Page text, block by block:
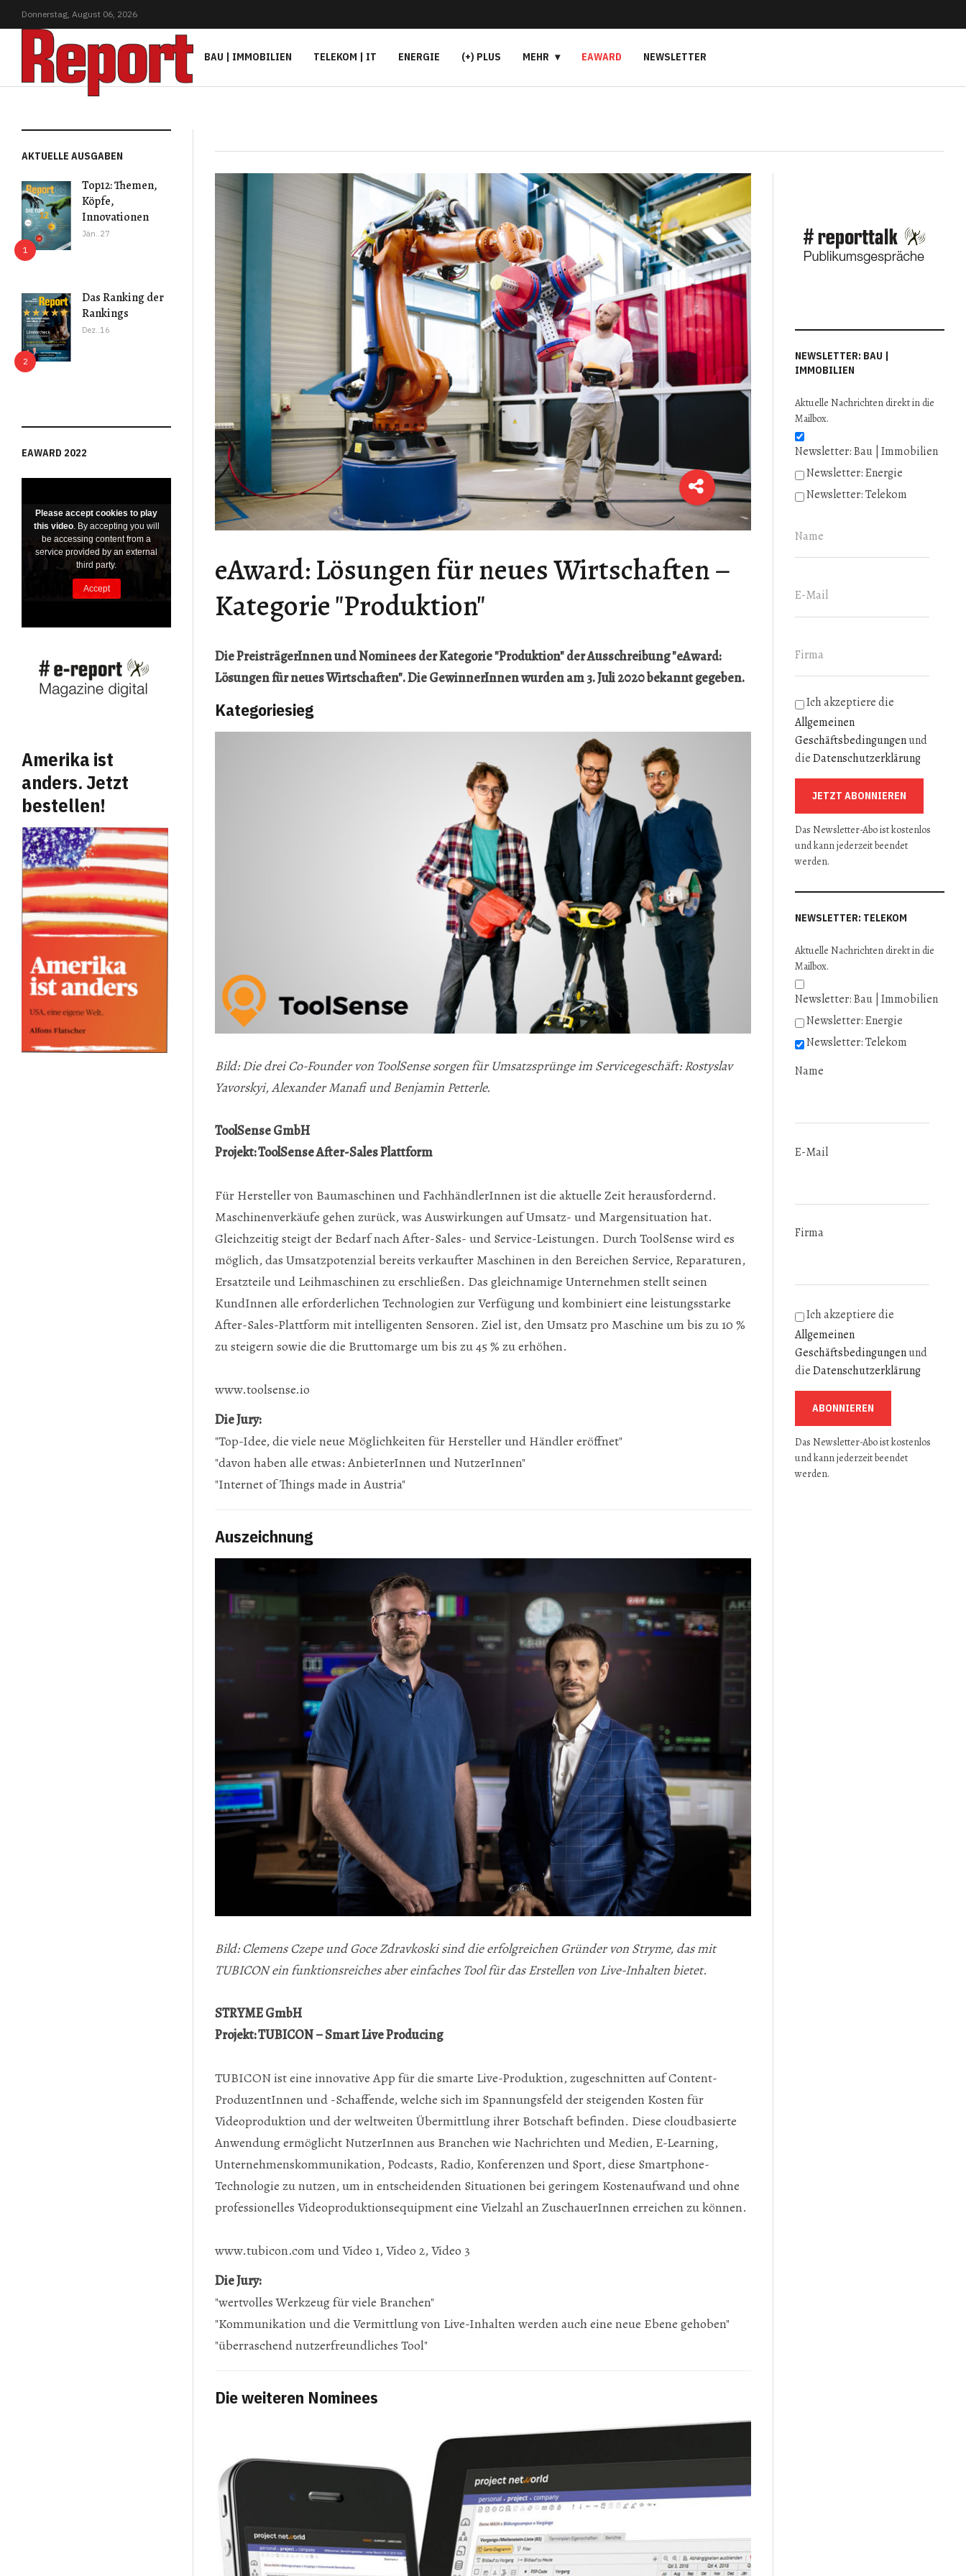
Donnerstag, August 06, 2026
BAU | IMMOBILIEN TELEKOM | IT ENERGIE (+) PLUS MEHR EAWARD NEWSLETTER
AKTUELLE AUSGABEN
Top12: Themen,
Köpfe,
Innovationen
Jän..27
Das Ranking der
Rankings
Dez..16
EAWARD 2022
Amerika ist
anders. Jetzt
bestellen!
eAward: Lösungen für neues Wirtschaften –
Kategorie "Produktion"
Die PreisträgerInnen und Nominees der Kategorie "Produktion" der Ausschreibung "eAward:
Lösungen für neues Wirtschaften". Die GewinnerInnen wurden am 3. Juli 2020 bekannt gegeben.
Kategoriesieg
Bild: Die drei Co-Founder von ToolSense sorgen für Umsatzsprünge im Servicegeschäft: Rostyslav
Yavorskyi, Alexander Manafi und Benjamin Petterle.
ToolSense GmbH
Projekt: ToolSense After-Sales Plattform
Für Hersteller von Baumaschinen und FachhändlerInnen ist die aktuelle Zeit herausfordernd.
Maschinenverkäufe gehen zurück, was Auswirkungen auf Umsatz- und Margensituation hat.
Gleichzeitig steigt der Bedarf nach After-Sales- und Service-Leistungen. Durch ToolSense wird es
möglich, das Umsatzpotenzial bereits verkaufter Maschinen in den Bereichen Service, Reparaturen,
Ersatzteile und Leihmaschinen zu erschließen. Das gleichnamige Unternehmen stellt seinen
KundInnen alle erforderlichen Technologien zur Verfügung und kombiniert eine leistungsstarke
After-Sales-Plattform mit intelligenten Sensoren. Ziel ist, den Umsatz pro Maschine um bis zu 10 %
zu steigern sowie die die Bruttomarge um bis zu 45 % zu erhöhen.
www.toolsense.io
Die Jury:
"Top-Idee, die viele neue Möglichkeiten für Hersteller und Händler eröffnet"
"davon haben alle etwas: AnbieterInnen und NutzerInnen"
"Internet of Things made in Austria"
Auszeichnung
Bild: Clemens Czepe und Goce Zdravkoski sind die erfolgreichen Gründer von Stryme, das mit
TUBICON ein funktionsreiches aber einfaches Tool für das Erstellen von Live-Inhalten bietet.
STRYME GmbH
Projekt: TUBICON – Smart Live Producing
TUBICON ist eine innovative App für die smarte Live-Produktion, zugeschnitten auf Content-
ProduzentInnen und -Schaffende, welche sich im Spannungsfeld der steigenden Kosten für
Videoproduktion und der weltweiten Übermittlung ihrer Botschaft befinden. Diese cloudbasierte
Anwendung ermöglicht NutzerInnen aus Branchen wie Nachrichten und Medien, E-Learning,
Unternehmenskommunikation, Podcasts, Radio, Konferenzen und Sport, diese Smartphone-
Technologie zu nutzen, um in entscheidenden Situationen bei geringem Kostenaufwand und ohne
professionelles Videoproduktionsequipment eine Vielzahl an ZuschauerInnen erreichen zu können.
www.tubicon.comundVideo 1, Video 2, Video 3
Die Jury:
"wertvolles Werkzeug für viele Branchen"
"Kommunikation und die Vermittlung von Live-Inhalten werden auch eine neue Ebene gehoben"
"überraschend nutzerfreundliches Tool"
Die weiteren Nominees
NEWSLETTER: BAU |
IMMOBILIEN
Aktuelle Nachrichten direkt in die
Mailbox.
Newsletter: Bau | Immobilien
Newsletter: Energie
Newsletter: Telekom
Ich akzeptiere die
Allgemeinen
Geschäftsbedingungenund
dieDatenschutzerklärung
JETZT ABONNIEREN
Das Newsletter-Abo ist kostenlos
und kann jederzeit beendet
werden.
NEWSLETTER: TELEKOM
Aktuelle Nachrichten direkt in die
Mailbox.
Newsletter: Bau | Immobilien
Newsletter: Energie
Newsletter: Telekom
Name
E-Mail
Firma
Ich akzeptiere die
Allgemeinen
Geschäftsbedingungenund
dieDatenschutzerklärung
ABONNIEREN
Das Newsletter-Abo ist kostenlos
und kann jederzeit beendet
werden.